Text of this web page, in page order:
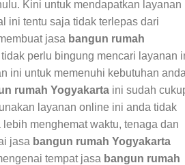
Kini untuk mendapatkan layanan
ini tentu saja tidak terlepas dari
jasa bangun rumah
perlu bingung mencari layanan
ini untuk memenuhi kebutuhan anda
rumah Yogyakarta ini sudah
layanan online ini anda tidak
menghemat waktu, tenaga dan
jasa bangun rumah Yogyakarta
tempat jasa bangun rumah